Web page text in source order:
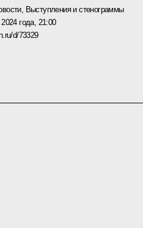
, Выступления и стенограммы
года, 21:00
d/73329